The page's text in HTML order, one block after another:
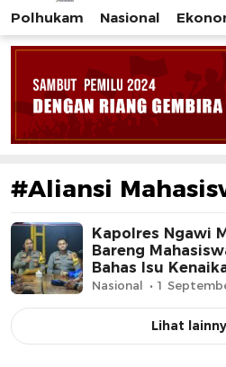
Tribun Rakyat
Tulus – Terdepan –
Polhukam Nasional
#Aliansi
Kapolres Ngawi
Bareng
Bahas Isu
Nasional 1
Lihat